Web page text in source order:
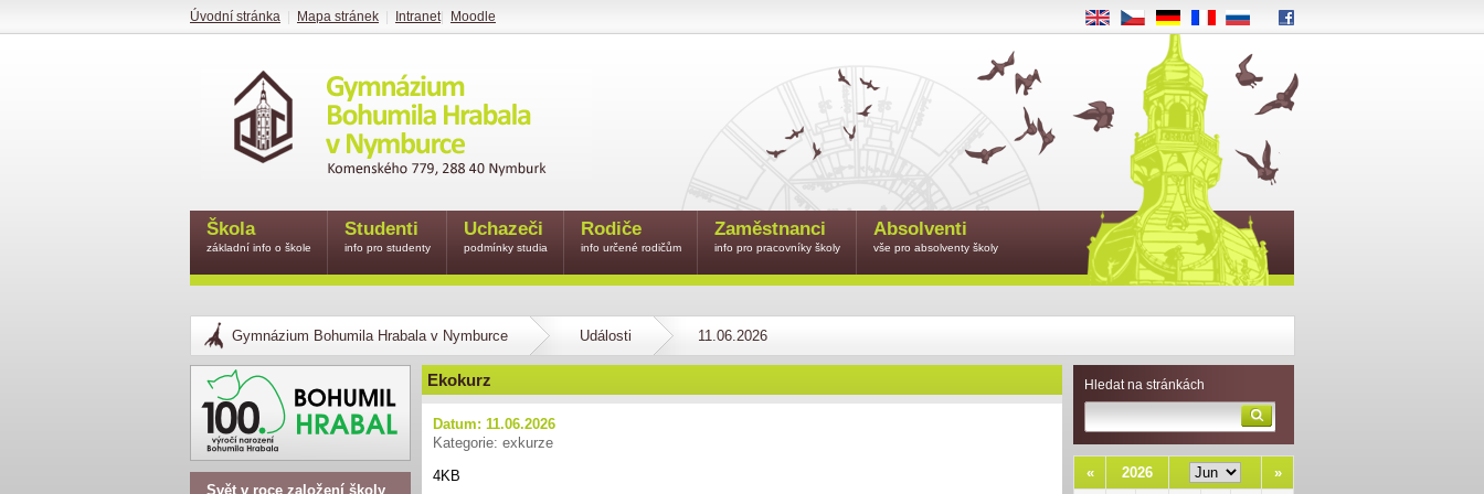
Gymnázium Bohumila Hrabala v Nymburce Události 11.06.2026
Ekokurz
Datum: 11.06.2026
Kategorie: exkurze
4KB
Hledat na stránkách
« 2026 »
Svět v roce založení školy
Škola
základní info o škole
Studenti
info pro studenty
Uchazeči
podmínky studia
Rodiče
info určené rodičům
Zaměstnanci
info pro pracovníky školy
Absolventi
vše pro absolventy školy
Úvodní stránka Mapa stránek Intranet| Moodle EN CS DE RU